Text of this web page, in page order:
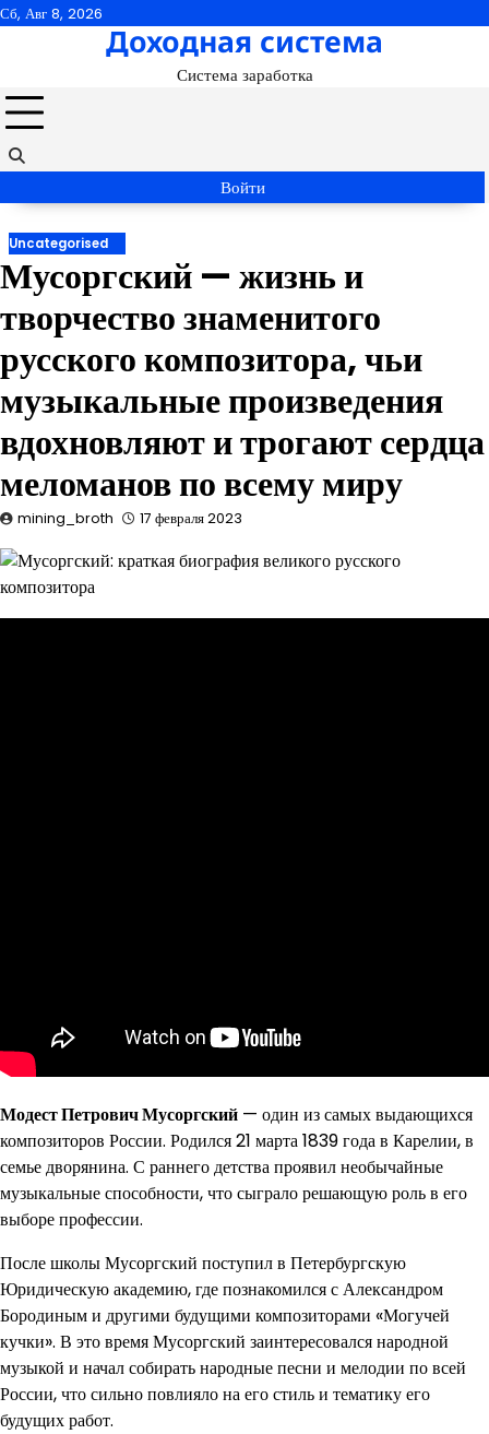
Перейти
Сб, Авг 8, 2026
Доходная система
Система заработка
Войти
Uncategorised
Мусоргский — жизнь и
творчество знаменитого
русского композитора, чьи
музыкальные произведения
вдохновляют и трогают сердца
меломанов по всему миру
mining_broth 17 февраля 2023
Модест Петрович Мусоргский — один из самых выдающихся
композиторов России. Родился 21 марта 1839 года в Карелии, в
семье дворянина. С раннего детства проявил необычайные
музыкальные способности, что сыграло решающую роль в его
выборе профессии.
После школы Мусоргский поступил в Петербургскую
Юридическую академию, где познакомился с Александром
Бородиным и другими будущими композиторами «Могучей
кучки». В это время Мусоргский заинтересовался народной
музыкой и начал собирать народные песни и мелодии по всей
России, что сильно повлияло на его стиль и тематику его
будущих работ.